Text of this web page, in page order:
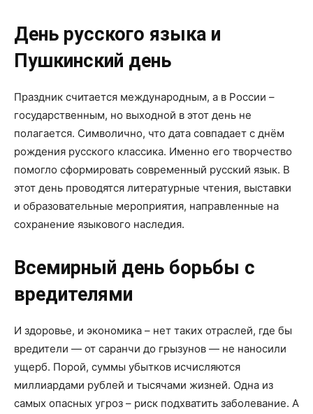
День русского языка и
Пушкинский день
Праздник считается международным, а в России –
государственным, но выходной в этот день не
полагается. Символично, что дата совпадает с днём
рождения русского классика. Именно его творчество
помогло сформировать современный русский язык. В
этот день проводятся литературные чтения, выставки
и образовательные мероприятия, направленные на
сохранение языкового наследия.
Всемирный день борьбы с
вредителями
И здоровье, и экономика – нет таких отраслей, где бы
вредители — от саранчи до грызунов — не наносили
ущерб. Порой, суммы убытков исчисляются
миллиардами рублей и тысячами жизней. Одна из
самых опасных угроз – риск подхватить заболевание. А